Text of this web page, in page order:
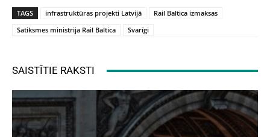
TAGS infrastruktūras projekti Latvijā
Rail Baltica izmaksas
Satiksmes ministrija Rail Baltica
Svarīgi
SAISTĪTIE RAKSTI